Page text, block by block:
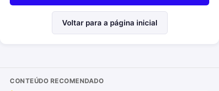
Voltar para a página inicial
CONTEÚDO RECOMENDADO